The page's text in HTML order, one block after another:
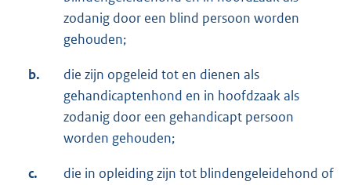
zodanig door een blind persoon worden
gehouden;
b.
die zijn opgeleid tot en dienen als
gehandicaptenhond en in hoofdzaak als
zodanig door een gehandicapt persoon
worden gehouden;
c.
die in opleiding zijn tot blindengeleidehond of